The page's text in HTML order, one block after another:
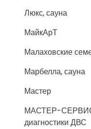
Люкс, сауна
МайкАрТ
Малаховские
Марбелла, сауна
Мастер
МАСТЕР-
диагностики ДВС